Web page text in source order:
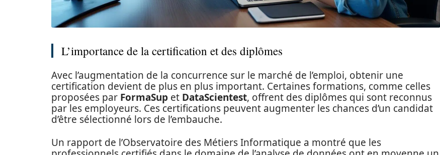
L’importance de la certification et des diplômes
Avec l’augmentation de la concurrence sur le marché de l’emploi, obtenir une
certification devient de plus en plus important. Certaines formations, comme celles
proposées par FormaSup et DataScientest, offrent des diplômes qui sont reconnus
par les employeurs. Ces certifications peuvent augmenter les chances d’un candidat
d’être sélectionné lors de l’embauche.
Un rapport de l’Observatoire des Métiers Informatique a montré que les